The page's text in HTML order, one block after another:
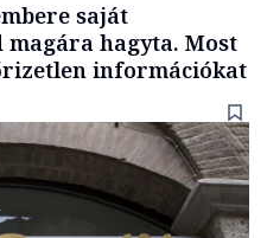
saját
hagyta. Most
információkat